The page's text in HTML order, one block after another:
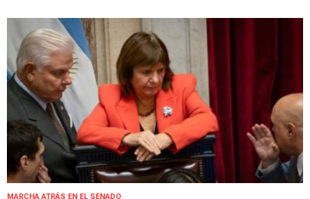
MARCHA ATRÁS EN EL SENADO